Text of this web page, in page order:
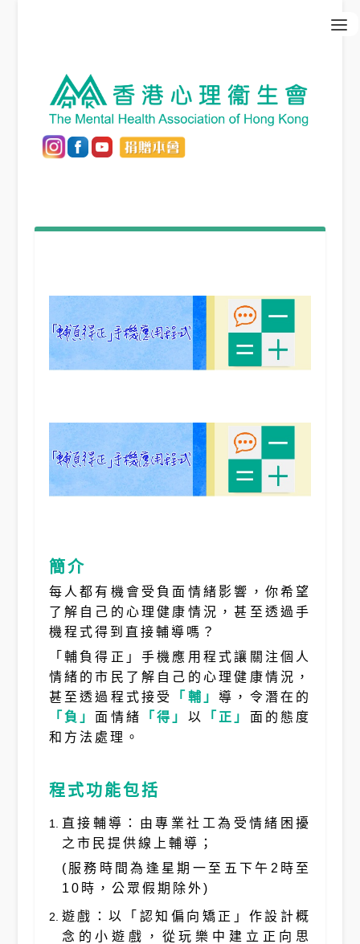
簡介
每人都有機會受負面情緒影響，你希望
了解自己的心理健康情況，甚至透過手
機程式得到直接輔導嗎？
「輔負得正」手機應用程式讓關注個人
情緒的市民了解自己的心理健康情況，
甚至透過程式接受
「輔」導，令潛在的
「負」 面情緒 「得」 以 「正」 面的態度
和方法處理。
程式功能包括
直接輔導：由專業社工為受情緒困擾
之市民提供線上輔導；
(服務時間為逢星期一至五下午2時至
10時，公眾假期除外)
遊戲：以「認知偏向矯正」作設計概
念的小遊戲，從玩樂中建立正向思